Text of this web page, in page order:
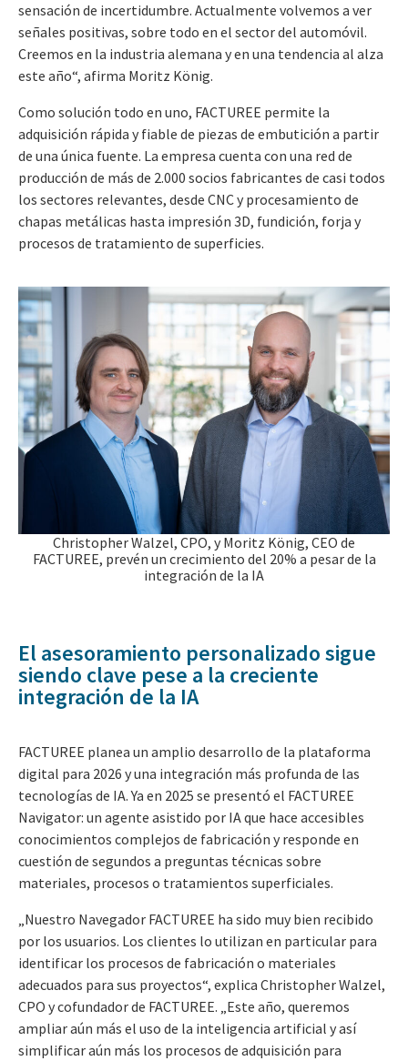
sensación de incertidumbre. Actualmente volvemos a ver
señales positivas, sobre todo en el sector del automóvil.
Creemos en la industria alemana y en una tendencia al alza
este año“, afirma Moritz König.
Como solución todo en uno, FACTUREE permite la
adquisición rápida y fiable de piezas de embutición a partir
de una única fuente. La empresa cuenta con una red de
producción de más de 2.000 socios fabricantes de casi todos
los sectores relevantes, desde CNC y procesamiento de
chapas metálicas hasta impresión 3D, fundición, forja y
procesos de tratamiento de superficies.
Christopher Walzel, CPO, y Moritz König, CEO de
FACTUREE, prevén un crecimiento del 20% a pesar de la
integración de la IA
El asesoramiento personalizado sigue
siendo clave pese a la creciente
integración de la IA
FACTUREE planea un amplio desarrollo de la plataforma
digital para 2026 yuna integración más profunda de las
tecnologías de IA. Ya en 2025 se presentó el FACTUREE
Navigator: un agente asistido por IA que hace accesibles
conocimientos complejos de fabricación y responde en
cuestión de segundos a preguntas técnicas sobre
materiales, procesos o tratamientos superficiales.
„Nuestro Navegador FACTUREE ha sido muy bien recibido
por los usuarios. Los clientes lo utilizan en particular para
identificar los procesos de fabricación o materiales
adecuados para sus proyectos“, explica Christopher Walzel,
CPO y cofundador de FACTUREE. „Este año, queremos
ampliar aún más el uso de la inteligencia artificial y así
simplificar aún más los procesos de adquisición para